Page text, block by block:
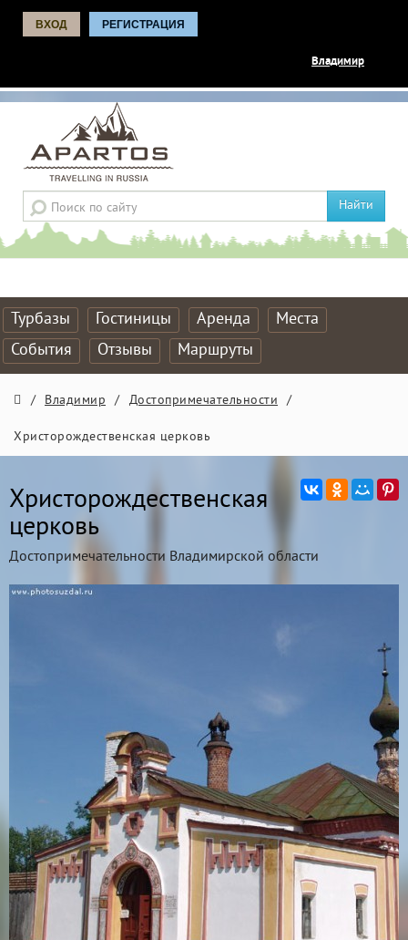
ВХОД РЕГИСТРАЦИЯ
Владимир
Найти
Турбазы Гостиницы Аренда
Места
События
Отзывы Маршруты
/ Владимир / Достопримечательности /
Христорождественская церковь
Христорождественская
церковь
Достопримечательности Владимирской области